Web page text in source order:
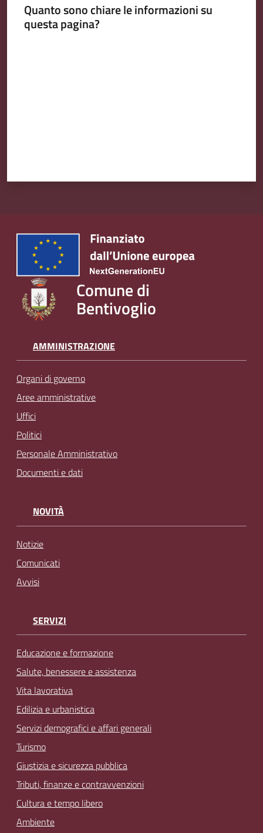
Quanto sono chiare le informazioni su
questa pagina?
Comune di
Bentivoglio
AMMINISTRAZIONE
Organi di governo
Aree amministrative
Uffici
Politici
Personale Amministrativo
Documenti e dati
NOVITÀ
Notizie
Comunicati
Avvisi
SERVIZI
Educazione e formazione
Salute, benessere e assistenza
Vita lavorativa
Edilizia e urbanistica
Servizi demografici e affari generali
Turismo
Giustizia e sicurezza pubblica
Tributi, finanze e contravvenzioni
Cultura e tempo libero
Ambiente